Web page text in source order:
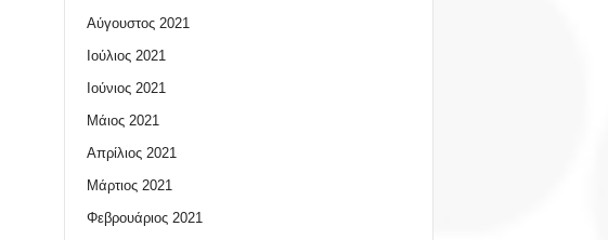
Αύγουστος 2021
Ιούλιος 2021
Ιούνιος 2021
Μάιος 2021
Απρίλιος 2021
Μάρτιος 2021
Φεβρουάριος 2021